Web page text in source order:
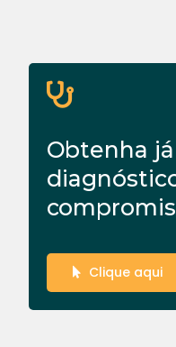
Obtenha
Clique aqui